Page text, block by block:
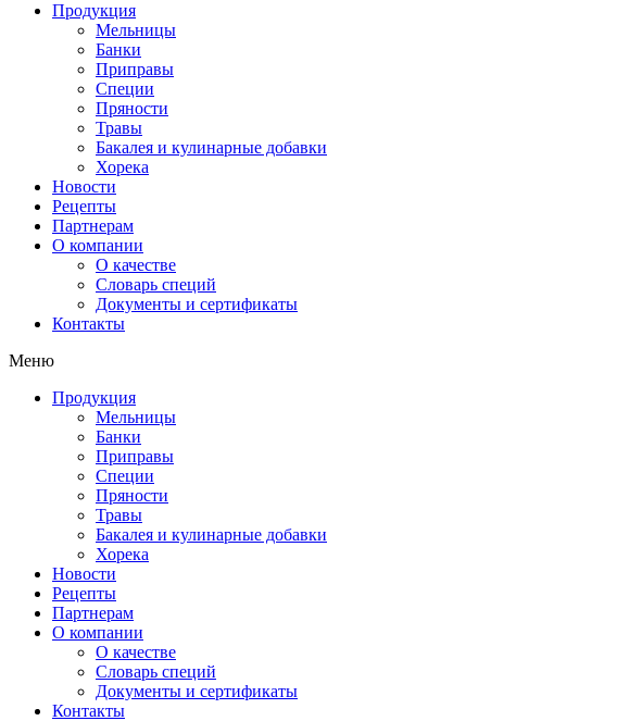
Продукция
Мельницы
Банки
Приправы
Специи
Пряности
Травы
Бакалея и кулинарные добавки
Хорека
Новости
Рецепты
Партнерам
О компании
О качестве
Словарь специй
Документы и сертификаты
Контакты
Меню
Продукция
Мельницы
Банки
Приправы
Специи
Пряности
Травы
Бакалея и кулинарные добавки
Хорека
Новости
Рецепты
Партнерам
О компании
О качестве
Словарь специй
Документы и сертификаты
Контакты